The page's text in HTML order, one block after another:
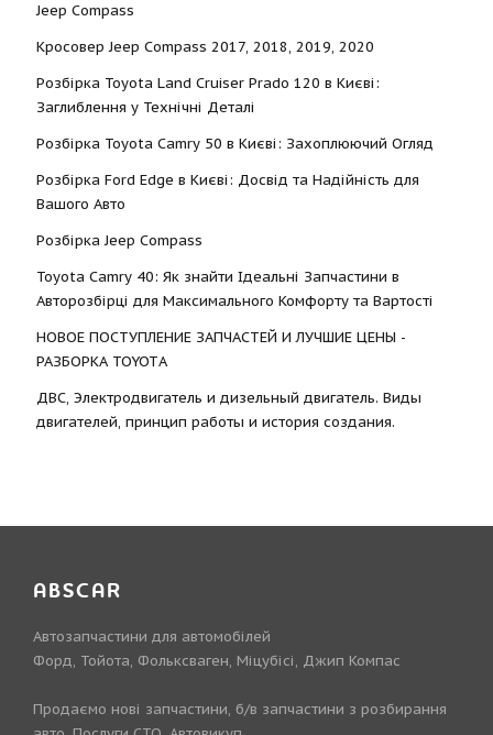
Jeep Compass
Кросовер Jeep Compass 2017, 2018, 2019, 2020
Розбірка Toyota Land Cruiser Prado 120 в Києві:
Заглиблення у Технічні Деталі
Розбірка Toyota Camry 50 в Києві: Захоплюючий Огляд
Розбірка Ford Edge в Києві: Досвід та Надійність для
Вашого Авто
Розбірка Jeep Compass
Toyota Camry 40: Як знайти Ідеальні Запчастини в
Авторозбірці для Максимального Комфорту та Вартості
НОВОЕ ПОСТУПЛЕНИЕ ЗАПЧАСТЕЙ И ЛУЧШИЕ ЦЕНЫ -
РАЗБОРКА TOYOTА
ДВС, Электродвигатель и дизельный двигатель. Виды
двигателей, принцип работы и история создания.
ABSCAR
Автозапчастини для автомобілей
Форд, Тойота, Фольксваген, Міцубісі, Джип Компас
Продаємо нові запчастини, б/в запчастини з розбирання